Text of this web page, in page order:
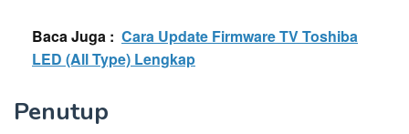
Baca Juga : Cara Update Firmware TV Toshiba
LED (All Type) Lengkap
Penutup